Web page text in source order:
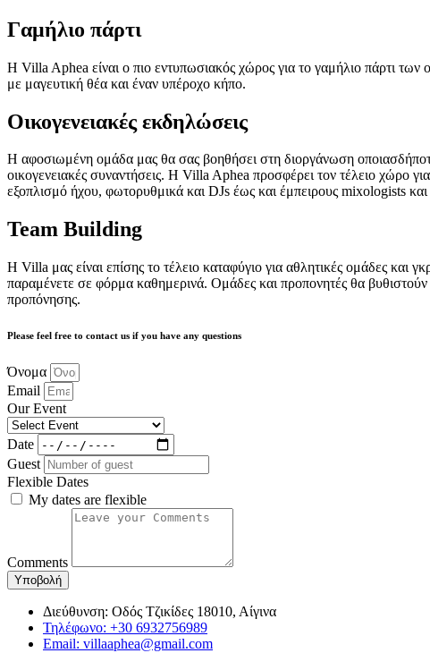
Γαμήλιο πάρτι
Η Villa Aphea είναι ο πιο εντυπωσιακός χώρος για το γαμήλιο πάρτι των
με μαγευτική θέα και έναν υπέροχο κήπο.
Οικογενειακές εκδηλώσεις
Η αφοσιωμένη ομάδα μας θα σας βοηθήσει στη διοργάνωση
οικογενειακές συναντήσεις. Η Villa Aphea προσφέρει τον τέλειο χώρο
εξοπλισμό ήχου, φωτορυθμικά και DJs έως και έμπειρους mixologists
Team Building
Η Villa μας είναι επίσης το τέλειο καταφύγιο για αθλητικές ομάδες και
παραμένετε σε φόρμα καθημερινά. Ομάδες και προπονητές θα
προπόνησης.
Please feel free to contact us if you have any questions
Όνομα
Email
Our Event
Date
Guest
Flexible Dates
My dates are flexible
Comments
Υποβολή
Διεύθυνση: Οδός Τζικίδες 18010, Αίγινα
Τηλέφωνο: +30 6932756989
Email: villaaphea@gmail.com